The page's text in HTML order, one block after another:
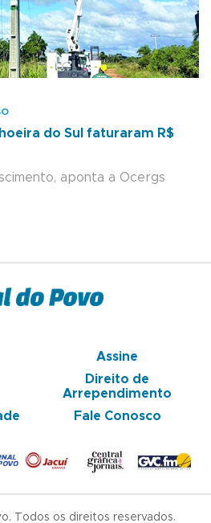
do Sul faturaram R$
aponta a Ocergs
Assine
Direito de
Arrependimento
Fale Conosco
Todos os direitos reservados.